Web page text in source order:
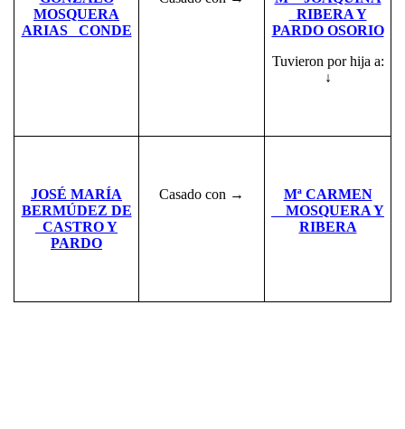
MOSQUERA
ARIAS CONDE
RIBERA Y
PARDO OSORIO
Tuvieron por hija a:
↓
JOSÉ MARÍA
BERMÚDEZ DE
CASTRO Y
PARDO
Casado con →
Mª CARMEN
MOSQUERA Y
RIBERA